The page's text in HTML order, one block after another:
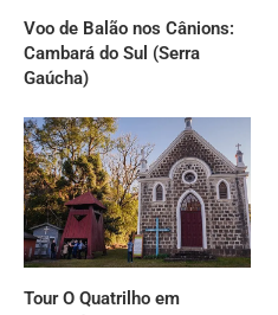
Voo de Balão nos Cânions:
Cambará do Sul (Serra
Gaúcha)
Tour O Quatrilho em